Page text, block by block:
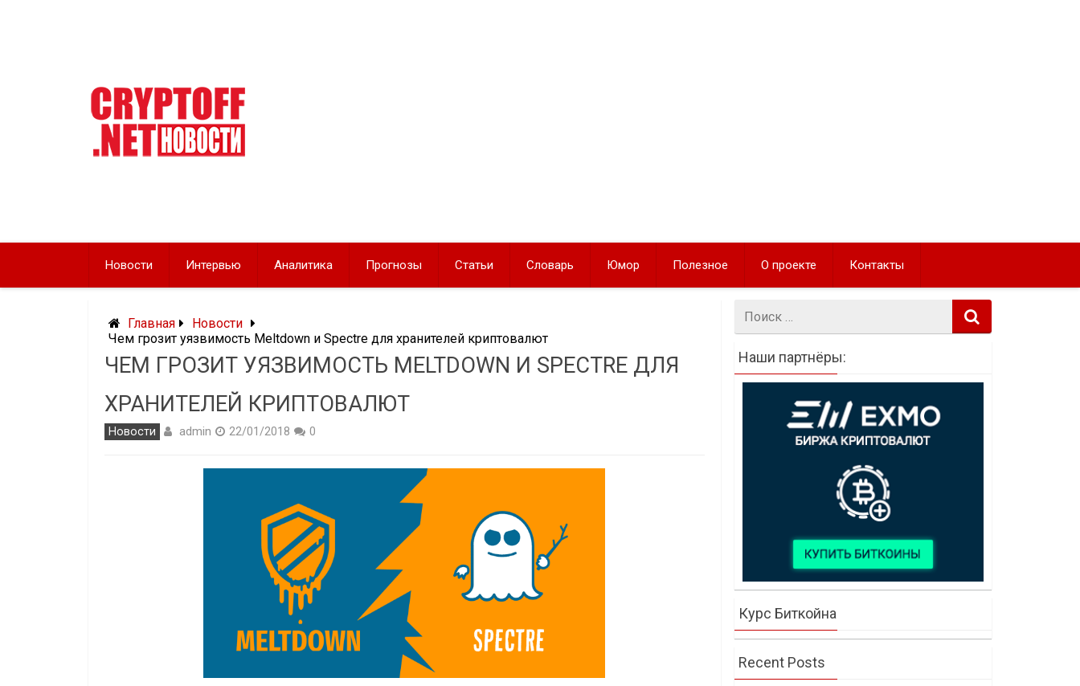
Новости Интервью Аналитика Прогнозы Статьи Словарь Юмор Полезное О проекте Контакты
Главная
Новости
Чем грозит уязвимость Meltdown и Spectre для хранителей криптовалют
ЧЕМ ГРОЗИТ УЯЗВИМОСТЬ MELTDOWN И SPECTRE ДЛЯ
ХРАНИТЕЛЕЙ КРИПТОВАЛЮТ
Новости admin 22/01/2018 0
Наши партнёры:
Курс Биткойна
Recent Posts